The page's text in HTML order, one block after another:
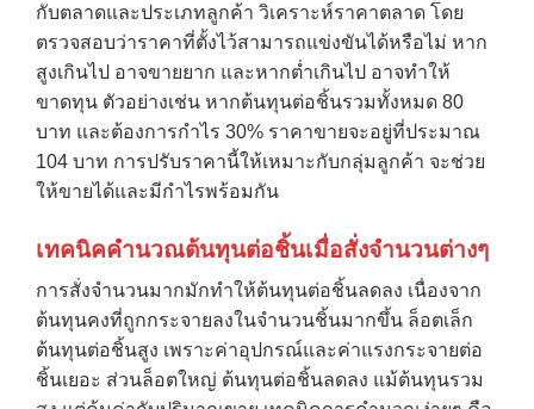
กับตลาดและประเภทลูกค้า วิเคราะห์ราคาตลาด โดย
ตรวจสอบว่าราคาที่ตั้งไว้สามารถแข่งขันได้หรือไม่ หาก
สูงเกินไป อาจขายยาก และหากต่ำเกินไป อาจทำให้
ขาดทุน ตัวอย่างเช่น หากต้นทุนต่อชิ้นรวมทั้งหมด 80
บาท และต้องการกำไร 30% ราคาขายจะอยู่ที่ประมาณ
104 บาท การปรับราคานี้ให้เหมาะกับกลุ่มลูกค้า จะช่วย
ให้ขายได้และมีกำไรพร้อมกัน
เทคนิคคำนวณต้นทุนต่อชิ้นเมื่อสั่งจำนวนต่างๆ
การสั่งจำนวนมากมักทำให้ต้นทุนต่อชิ้นลดลง เนื่องจาก
ต้นทุนคงที่ถูกกระจายลงในจำนวนชิ้นมากขึ้น ล็อตเล็ก
ต้นทุนต่อชิ้นสูง เพราะค่าอุปกรณ์และค่าแรงกระจายต่อ
ชิ้นเยอะ ส่วนล็อตใหญ่ ต้นทุนต่อชิ้นลดลง แม้ต้นทุนรวม